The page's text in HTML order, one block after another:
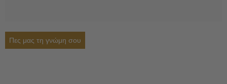
Πες μας τη γνώμη σου